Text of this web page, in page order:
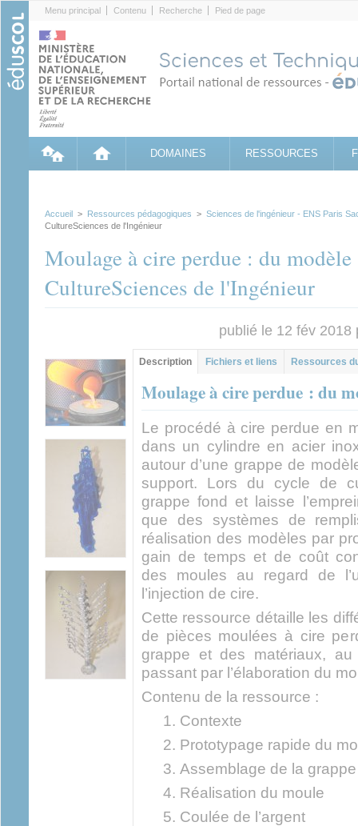
Menu principal Contenu Recherche Pied de page
DOMAINES RESSOURCES
Accueil > Ressources pédagogiques > Sciences de l'ingénieur - ENS Paris
CultureSciences de l'Ingénieur
Moulage à cire perdue : du
CultureSciences de l'Ingénieur
publié le 12 fév
Contenu principal
Description (onglet
actif)
Fichiers et liens Ressources
Moulage à cire perdue : du
Le procédé à cire perdue en
dans un cylindre en acier
autour d’une grappe de
support. Lors du cycle de
grappe fond et laisse
que des systèmes de
réalisation des modèles par
gain de temps et de coût
des moules au regard de
l’injection de cire.
Cette ressource détaille les
de pièces moulées à cire
grappe et des matériaux,
passant par l’élaboration du
Contenu de la ressource :
Contexte
Prototypage rapide du
Assemblage de la
Réalisation du moule
Coulée de l’argent